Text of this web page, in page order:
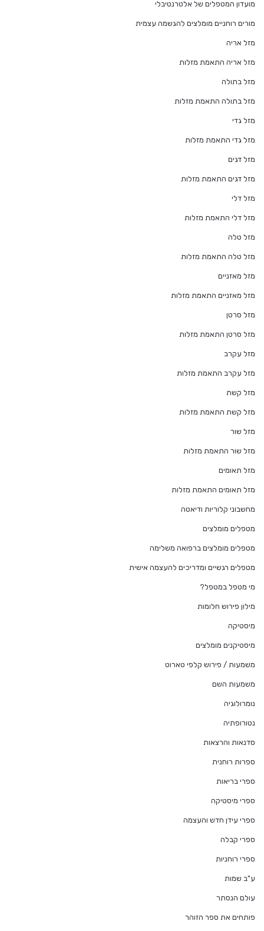
מועדון המטפלים של אלטרנטיבלי
מורים רוחניים מומלצים להגשמה עצמית
מזל אריה
מזל אריה התאמת מזלות
מזל בתולה
מזל בתולה התאמת מזלות
מזל גדי
מזל גדי התאמת מזלות
מזל דגים
מזל דגים התאמת מזלות
מזל דלי
מזל דלי התאמת מזלות
מזל טלה
מזל טלה התאמת מזלות
מזל מאזניים
מזל מאזניים התאמת מזלות
מזל סרטן
מזל סרטן התאמת מזלות
מזל עקרב
מזל עקרב התאמת מזלות
מזל קשת
מזל קשת התאמת מזלות
מזל שור
מזל שור התאמת מזלות
מזל תאומים
מזל תאומים התאמת מזלות
מחשבוני קלוריות ודיאטה
מטפלים מומלצים
מטפלים מומלצים ברפואה משלימה
מטפלים רגשיים ומדריכים להעצמה אישית
מי מטפל במטפל?
מילון פירוש חלומות
מיסטיקה
מיסטיקנים מומלצים
משמעות / פירוש קלפי טארוט
משמעות השם
נומרולוגיה
נטורופתיה
סדנאות והרצאות
ספרות רוחנית
ספרי בריאות
ספרי מיסטיקה
ספרי עידן חדש והעצמה
ספרי קבלה
ספרי רוחניות
ע"ב שמות
עולם הנסתר
פותחים את ספר הזוהר